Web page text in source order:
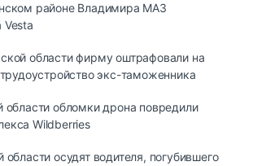
районе Владимира МАЗ
Vesta
области фирму оштрафовали на
экс-таможенника
области обломки дрона повредили
Wildberries
области осудят водителя, погубившего